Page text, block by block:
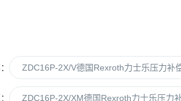
ZDC16P-2X/V德国Rexroth力士乐压力补
ZDC16P-2X/XM德国Rexroth力士乐压力